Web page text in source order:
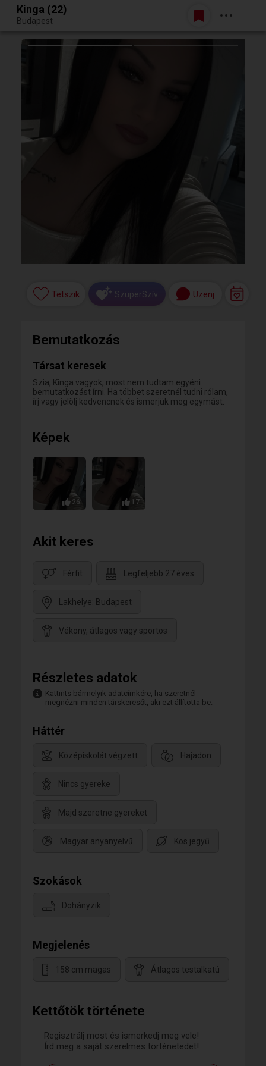
Egy jó randiból bármi lehet.
Belépés
Kinga (22)
Budapest
Kettőtök története
Regisztrálj most és ismerkedj meg vele!
Írd meg a saját szerelmes történetedet!
Tetszik SzuperSzív Üzenj
Bemutatkozás
Társat keresek
Szia, Kinga vagyok, most nem tudtam egyéni
bemutatkozást írni. Ha többet szeretnél tudni rólam,
írj vagy jelölj kedvencnek és ismerjük meg egymást.
Képek
26 17
Akit keres
Férfit Legfeljebb 27 éves
Lakhelye: Budapest
Vékony, átlagos vagy sportos
Részletes adatok
Kattints bármelyik adatcímkére, ha szeretnél
megnézni minden társkeresőt, aki ezt állította be.
Háttér
Középiskolát végzett Hajadon
Nincs gyereke
Majd szeretne gyereket
Magyar anyanyelvű Kos jegyű
Szokások
Dohányzik
Megjelenés
158 cm magas Átlagos testalkatú